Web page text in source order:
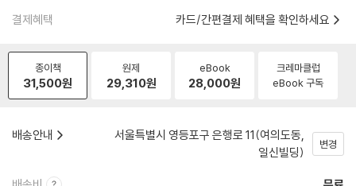
결제혜택 카드/간편결제 혜택을 확인하세요
종이책
31,500원
원제
29,310원
eBook
28,000원
크레마클럽
eBook 구독
배송안내
서울특별시 영등포구 은행로 11(여의도동,
일신빌딩)
변경